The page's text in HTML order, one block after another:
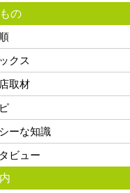
の
クス
取材
ーな知識
ビュー